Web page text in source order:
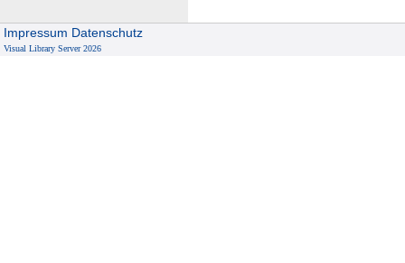
Impressum Datenschutz
Visual Library Server 2026